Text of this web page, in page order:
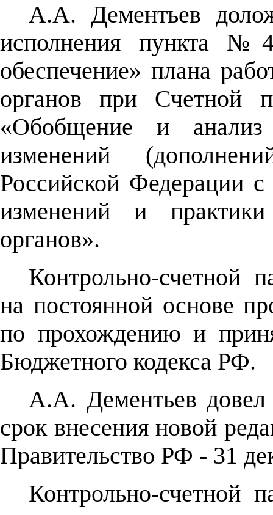
А.А. Дементьев
исполнения пункта
обеспечение» плана
органов при Счетной
«Обобщение и
изменений
Российской Федерации
изменений и практики
органов».
Контрольно-счетной
на постоянной основе
по прохождению и
Бюджетного кодекса РФ.
А.А. Дементьев довел
срок внесения новой
Правительство РФ - 31
Контрольно-счетной